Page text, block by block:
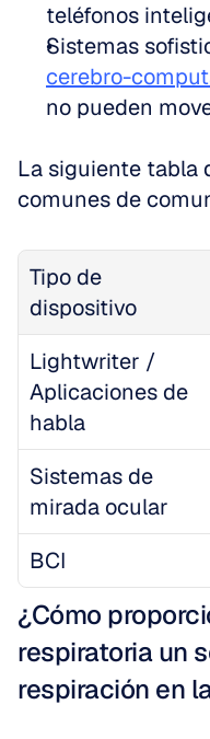
teléfonos
Sistemas
cerebro-
no pueden
La siguiente tabla
comunes de
Tipo de
dispositivo
Lightwriter /
Aplicaciones de
habla
Sistemas de
mirada ocular
BCI
¿Cómo
respiratoria un
respiración en